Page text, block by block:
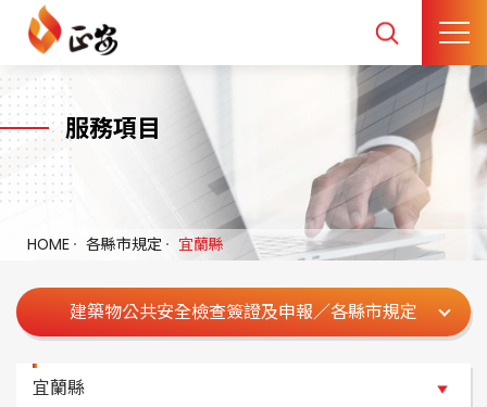
服務項目
HOME 各縣市規定 宜蘭縣
建築物公共安全檢查簽證及申報／各縣市規定
宜蘭縣